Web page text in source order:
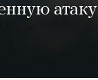
атаку